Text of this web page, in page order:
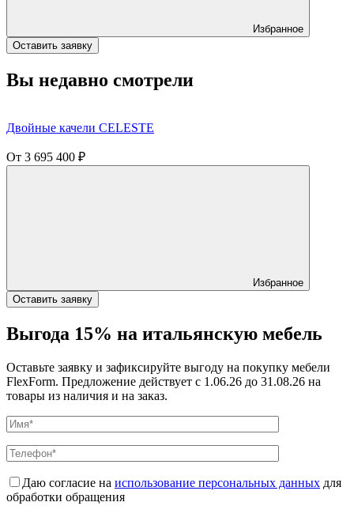
Избранное
Оставить заявку
Вы недавно смотрели
Двойные качели CELESTE
От 3 695 400 ₽
Избранное
Оставить заявку
Выгода 15% на итальянскую мебель
Оставьте заявку и зафиксируйте выгоду на покупку мебели
FlexForm. Предложение действует с 1.06.26 до 31.08.26 на
товары из наличия и на заказ.
Даю согласие на использование персональных данных для
обработки обращения